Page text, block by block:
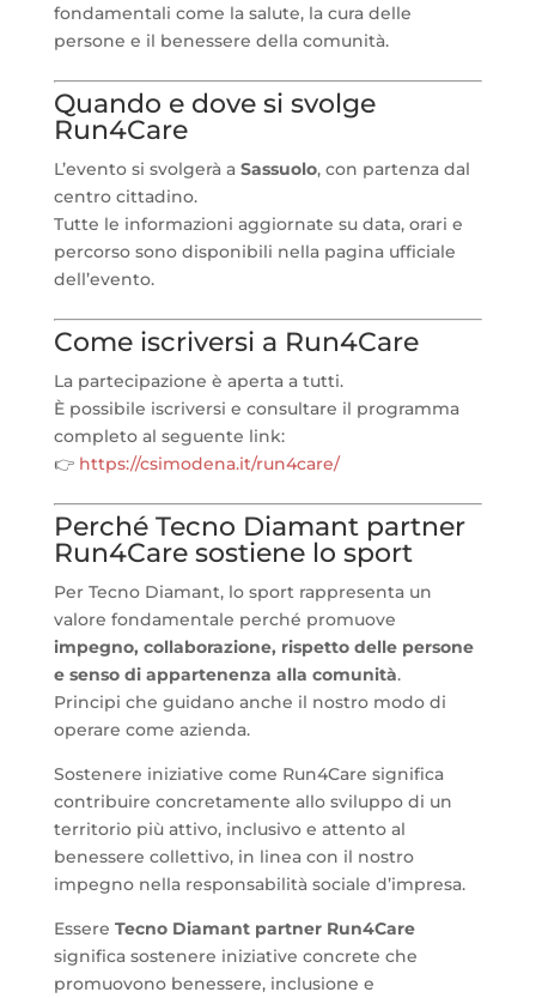
fondamentali come la salute, la cura delle
persone e il benessere della comunità.
Quando e dove si svolge
Run4Care
L’evento si svolgerà a Sassuolo, con partenza dal
centro cittadino.
Tutte le informazioni aggiornate su data, orari e
percorso sono disponibili nella pagina ufficiale
dell’evento.
Come iscriversi a Run4Care
La partecipazione è aperta a tutti.
È possibile iscriversi e consultare il programma
completo al seguente link:
👉 https://csimodena.it/run4care/
Perché Tecno Diamant partner
Run4Care sostiene lo sport
Per Tecno Diamant, lo sport rappresenta un
valore fondamentale perché promuove
impegno, collaborazione, rispetto delle persone
e senso di appartenenza alla comunità.
Principi che guidano anche il nostro modo di
operare come azienda.
Sostenere iniziative come Run4Care significa
contribuire concretamente allo sviluppo di un
territorio più attivo, inclusivo e attento al
benessere collettivo, in linea con il nostro
impegno nella responsabilità sociale d’impresa.
Essere Tecno Diamant partner Run4Care
significa sostenere iniziative concrete che
promuovono benessere, inclusione e